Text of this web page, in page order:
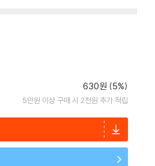
630원 (5%)
5만원 이상 구매 시 2천원 추가 적립